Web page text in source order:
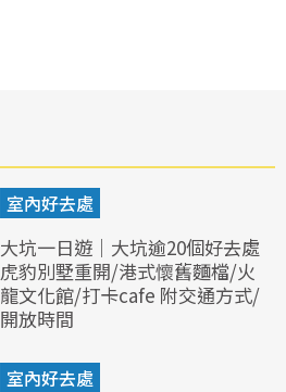
室內好去處
大坑一日遊｜大坑逾20個好去處
虎豹別墅重開/港式懷舊麵檔/火
龍文化館/打卡cafe 附交通方式/
開放時間
室內好去處